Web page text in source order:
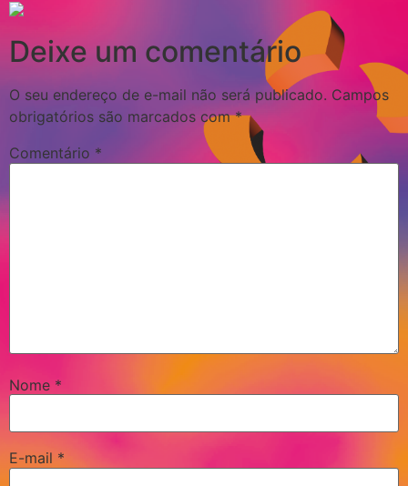
Deixe um comentário
O seu endereço de e-mail não será publicado. Campos
obrigatórios são marcados com*
Comentário *
Nome *
E-mail *